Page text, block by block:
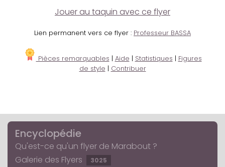
Jouer au taquin avec ce flyer
Lien permanent vers ce flyer : Professeur BASSA
Pièces remarquables | Aide | Statistiques | Figures
de style | Contribuer
Encyclopédie
Qu'est-ce qu'un flyer de Marabout ?
Galerie des Flyers
3025